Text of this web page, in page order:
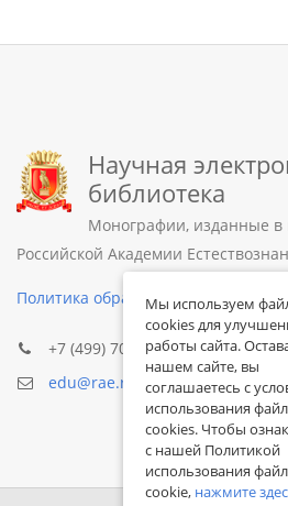
Научная
библиотека
Монографии, изданные в
Российской Академии
Политика обработки персональных
+7 (499) 705-72-30
edu@rae.ru
Мы используем
cookies для
работы сайта.
нашем сайте, вы
соглашаетесь с
использования
cookies. Чтобы
с нашей Политикой
использования
cookie, нажмите